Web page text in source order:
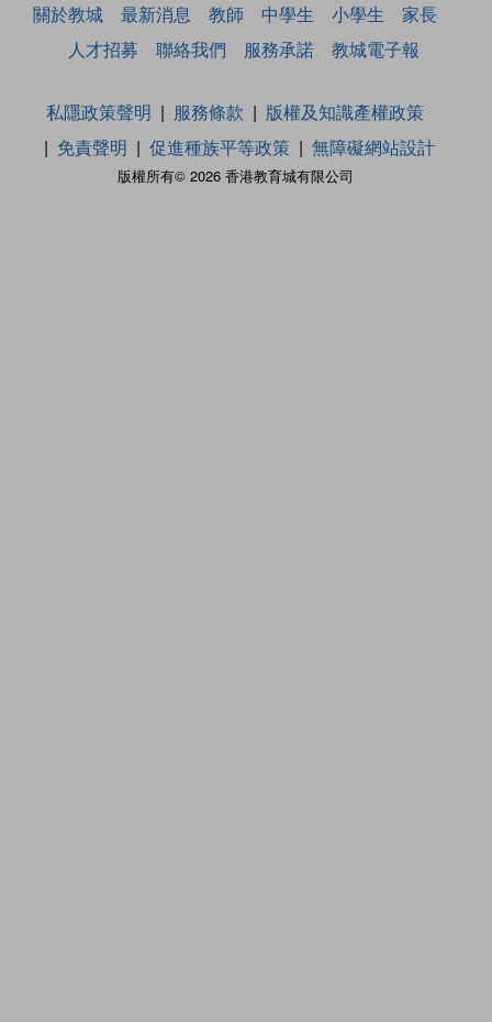
關於教城 最新消息 教師 中學生 小學生
家長
人才招募
聯絡我們 服務承諾 教城電子報
版權所有© 2026 香港教育城有限公司
私隱政策聲明 服務條款
版權及知識產權政策
免責聲明
促進種族平等政策 無障礙網站設計